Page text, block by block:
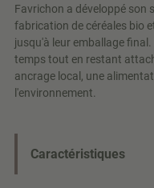
Favrichon a développé son
fabrication de céréales bio
jusqu'à leur emballage
temps tout en restant
ancrage local, une
l'environnement.
Caractéristiques